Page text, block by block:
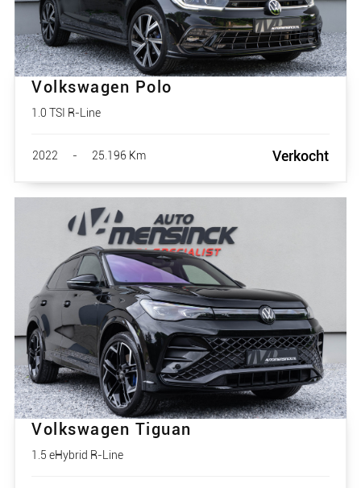
Volkswagen Polo
1.0 TSI R-Line
2022 - 25.196 Km Verkocht
Volkswagen Tiguan
1.5 eHybrid R-Line